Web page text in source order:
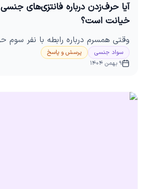
آیا حرف‌زدن درباره فانتزی‌های
خیانت است؟
وقتی همسرم درباره رابطه با نفر سوم
سواد جنسی
پرسش و پاسخ
9 بهمن 1404